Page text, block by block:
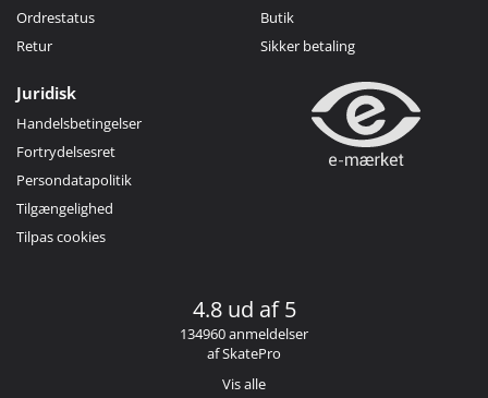
Ordrestatus
Retur
Butik
Sikker betaling
Juridisk
Handelsbetingelser
Fortrydelsesret
Persondatapolitik
Tilgængelighed
Tilpas cookies
4.8 ud af 5
134960 anmeldelser
af SkatePro
Vis alle